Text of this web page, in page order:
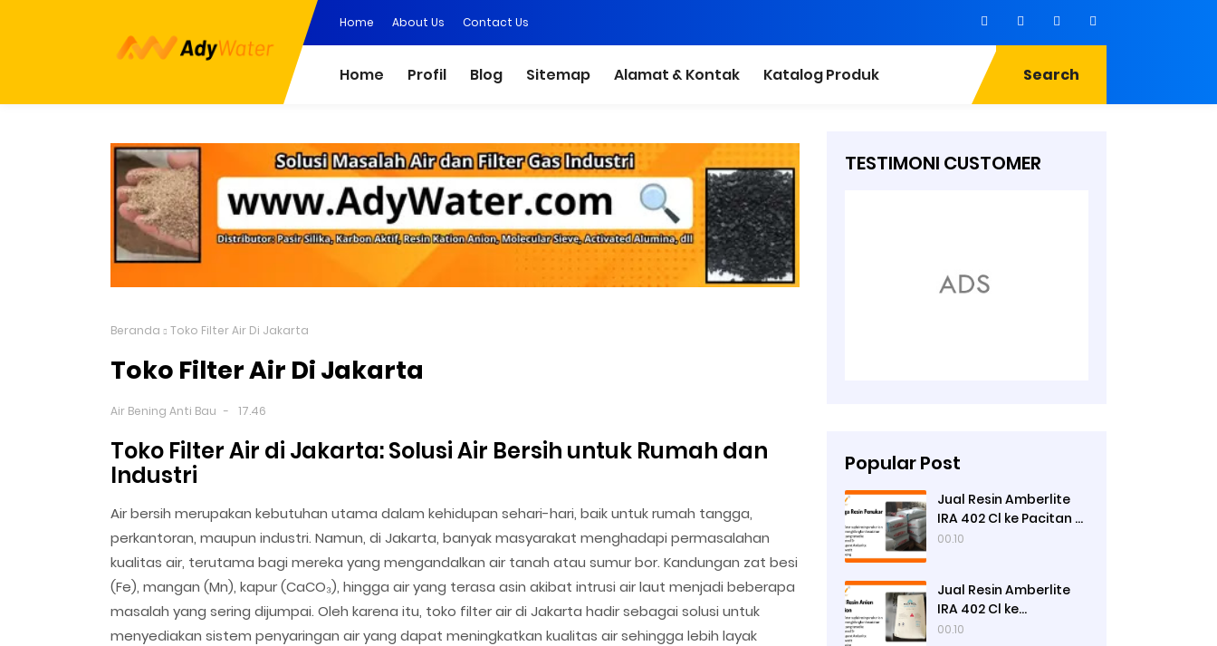
Home About Us Contact Us
Home Profil Blog Sitemap Alamat & Kontak Katalog Produk Search
Beranda Toko Filter Air Di Jakarta
Toko Filter Air Di Jakarta
Air Bening Anti Bau 17.46
Toko Filter Air di Jakarta: Solusi Air Bersih untuk Rumah dan
Industri
Air bersih merupakan kebutuhan utama dalam kehidupan sehari-hari, baik untuk rumah tangga,
perkantoran, maupun industri. Namun, di Jakarta, banyak masyarakat menghadapi permasalahan
kualitas air, terutama bagi mereka yang mengandalkan air tanah atau sumur bor. Kandungan zat besi
(Fe), mangan (Mn), kapur (CaCO₃), hingga air yang terasa asin akibat intrusi air laut menjadi beberapa
masalah yang sering dijumpai. Oleh karena itu, toko filter air di Jakarta hadir sebagai solusi untuk
menyediakan sistem penyaringan air yang dapat meningkatkan kualitas air sehingga lebih layak
TESTIMONI CUSTOMER
Popular Post
Jual Resin Amberlite
IRA 402 Cl ke Pacitan -
Ady Water
00.10
Jual Resin Amberlite
IRA 402 Cl ke
Pamekasan - Ady
00.10